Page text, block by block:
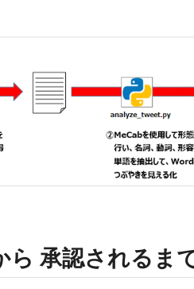
ら 承認されるま